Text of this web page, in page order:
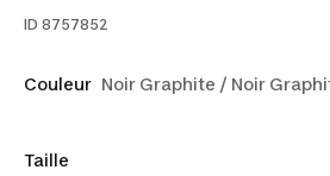
ID 8757852
Couleur Noir Graphite / Noir
Taille